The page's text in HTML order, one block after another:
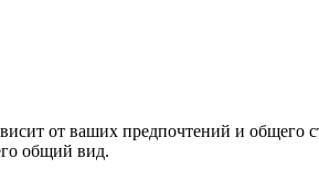
от ваших предпочтений и общего
общий вид.